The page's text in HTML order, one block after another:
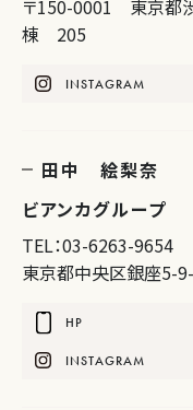
〒150-0001 東京都
棟 205
INSTAGRAM
田中 絵梨奈
ビアンカグループ
TEL：03-6263-9654
東京都中央区銀座5-
HP
INSTAGRAM